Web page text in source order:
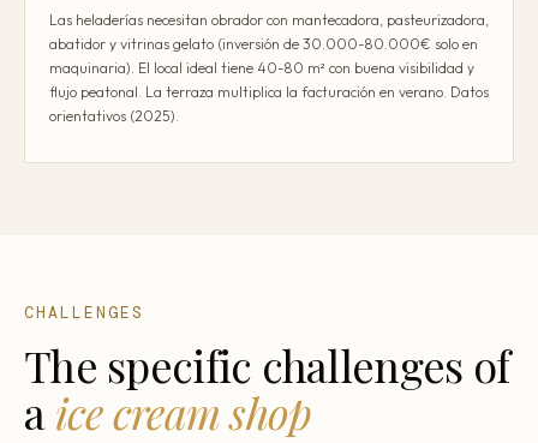
Las heladerías necesitan obrador con mantecadora, pasteurizadora,
abatidor y vitrinas gelato (inversión de 30.000-80.000€ solo en
maquinaria). El local ideal tiene 40-80 m² con buena visibilidad y
flujo peatonal. La terraza multiplica la facturación en verano. Datos
orientativos (2025).
CHALLENGES
The specific challenges of
aice cream shop